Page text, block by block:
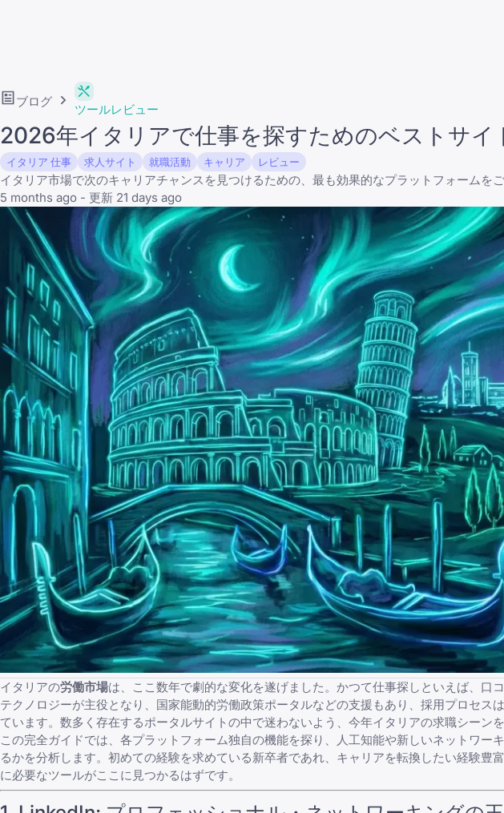
ブログ
ツールレビュー
2026年イタリアで仕事を探すためのベストサイ
イタリア 仕事 求人サイト 就職活動 キャリア レビュー
イタリア市場で次のキャリアチャンスを見つけるための、最も効果的なプラットフォームをご
5 months ago - 更新 21 days ago
イタリアの労働市場は、ここ数年で劇的な変化を遂げました。かつて仕事探しといえば、
テクノロジーが主役となり、 国家能動的労働政策ポータルなどの支援もあり、採用プロセス
ています。数多く存在するポータルサイトの中で迷わないよう、今年イタリアの求職シーン
この完全ガイドでは、各プラットフォーム独自の機能を探り、人工知能や新しいネットワー
るかを分析します。 初めての経験を求めている新卒者であれ、キャリアを転換したい経験豊
に必要なツールがここに見つかるはずです。